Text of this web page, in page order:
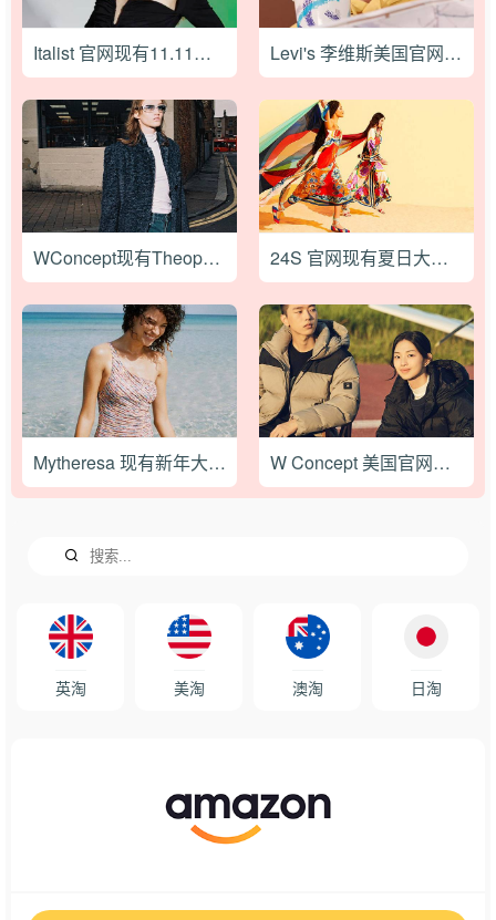
Italist 官网现有11.11优惠全场低至45折促销限时免运费 Levi's 李维斯美国官网清仓低至2.5折促销，满额免邮
WConcept现有Theopen Product设计师品牌低至5折+额外9折促销，满额免邮 24S 官网现有夏日大促甄选大牌服饰鞋包低至5折促销
Mytheresa 现有新年大促满额最高立减€200 W Concept 美国官网年终折扣升级低至低至1折+额外8.5折
英淘 美淘 澳淘 日淘